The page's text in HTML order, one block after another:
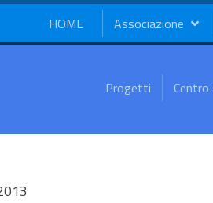
HOME Associazione
Progetti